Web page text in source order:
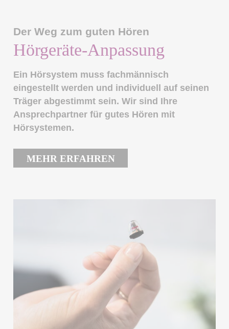
Der Weg zum guten Hören
Hörgeräte-Anpassung
Ein Hörsystem muss fachmännisch
eingestellt werden und individuell auf seinen
Träger abgestimmt sein. Wir sind Ihre
Ansprechpartner für gutes Hören mit
Hörsystemen.
MEHR ERFAHREN